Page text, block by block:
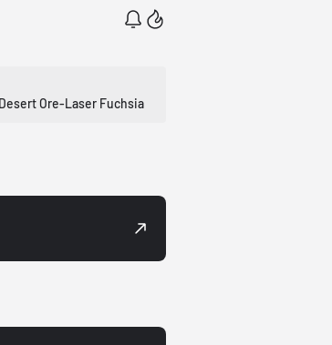
Ore-Laser Fuchsia